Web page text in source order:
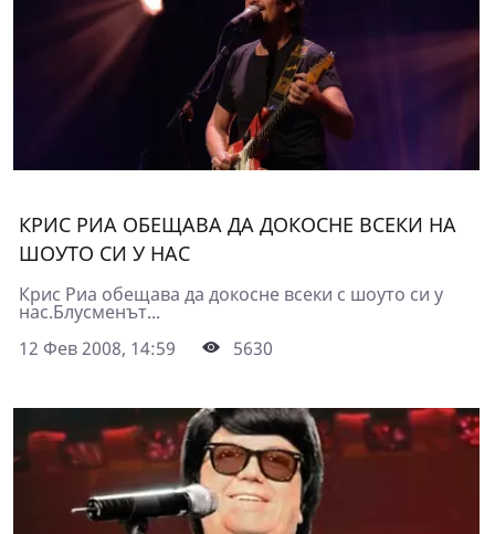
КРИС РИА ОБЕЩАВА ДА ДОКОСНЕ ВСЕКИ НА
ШОУТО СИ У НАС
Крис Риа обещава да докосне всеки с шоуто си у
нас.Блусменът...
12 Фев 2008, 14:59
5630